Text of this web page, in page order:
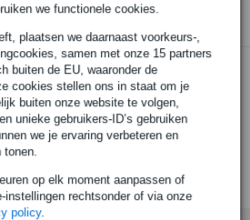
we functionele cookies.
plaatsen we daarnaast voorkeurs-,
samen met onze 15 partners
buiten de EU, waaronder de
cookies stellen ons in staat om je
buiten onze website te volgen,
unieke gebruikers-ID’s gebruiken
we je ervaring verbeteren en
op elk moment aanpassen of
instellingen rechtsonder of via onze
policy.
Start de check